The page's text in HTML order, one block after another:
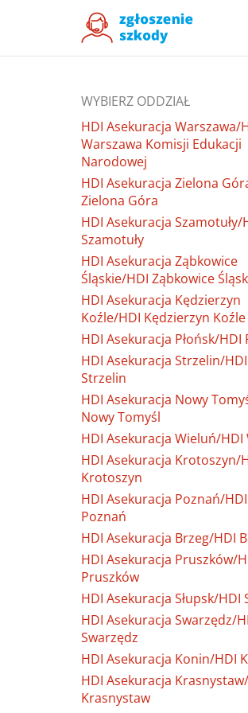
WYBIERZ ODDZIAŁ
HDI Asekuracja Warszawa/
Warszawa Komisji Edukacji
Narodowej
HDI Asekuracja Zielona
Zielona Góra
HDI Asekuracja Szamotuły/
Szamotuły
HDI Asekuracja Ząbkowice
Śląskie/HDI Ząbkowice
HDI Asekuracja Kędzierzyn
Koźle/HDI Kędzierzyn Koźle
HDI Asekuracja Płońsk/HDI
HDI Asekuracja Strzelin/HDI
Strzelin
HDI Asekuracja Nowy
Nowy Tomyśl
HDI Asekuracja Wieluń/HDI
HDI Asekuracja Krotoszyn/
Krotoszyn
HDI Asekuracja Poznań/HDI
Poznań
HDI Asekuracja Brzeg/HDI
HDI Asekuracja Pruszków/
Pruszków
HDI Asekuracja Słupsk/HDI
HDI Asekuracja Swarzędz/
Swarzędz
HDI Asekuracja Konin/HDI
HDI Asekuracja
Krasnystaw